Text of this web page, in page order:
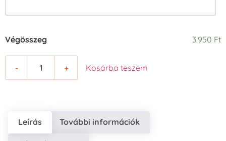
Végösszeg 3.950 Ft
- + Kosárba teszem
Leírás További információk